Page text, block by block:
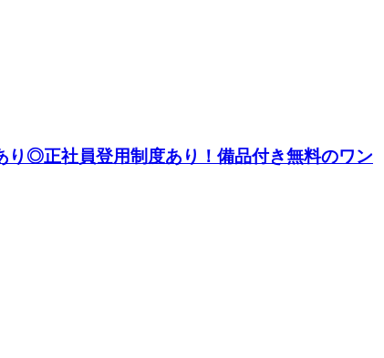
◎正社員登用制度あり！備品付き無料のワン